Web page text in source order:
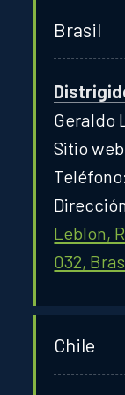
Brasil
Geraldo
Sitio
Teléfono:
Leblon,
032,
Chile